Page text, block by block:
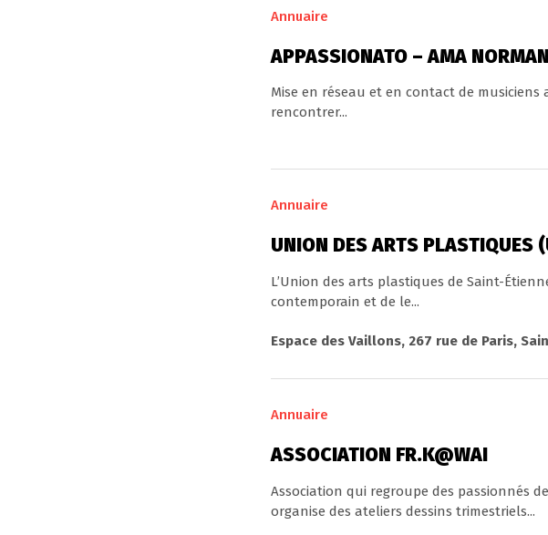
Annuaire
APPASSIONATO – AMA
Mise en réseau et en contact de
rencontrer...
Annuaire
UNION DES ARTS PLASTIQUES
L’Union des arts plastiques de Saint-
contemporain et de le...
Espace des Vaillons, 267 rue de Paris,
Annuaire
ASSOCIATION FR.K@WAI
Association qui regroupe des passionnés
organise des ateliers dessins trimestriels...